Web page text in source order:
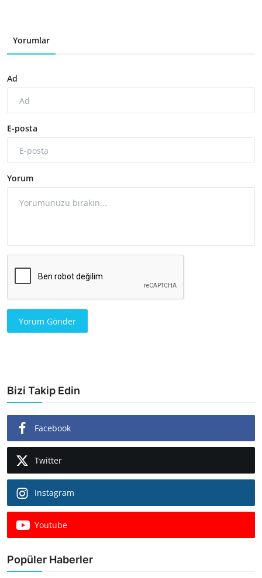
Yorumlar
Ad
E-posta
Yorum
Yorum Gönder
Bizi Takip Edin
Facebook
Twitter
Instagram
Youtube
Popüler Haberler